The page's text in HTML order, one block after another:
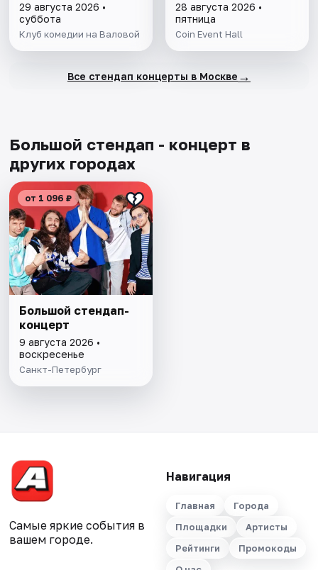
29 августа 2026 •
суббота
Клуб комедии на Валовой
28 августа 2026 •
пятница
Coin Event Hall
Все стендап концерты в Москве →
Большой стендап - концерт в
других городах
от 1 096 ₽
Большой стендап-
концерт
9 августа 2026 •
воскресенье
Санкт-Петербург
Самые яркие события в
вашем городе.
Навигация
Главная
Города
Площадки
Артисты
Рейтинги
Промокоды